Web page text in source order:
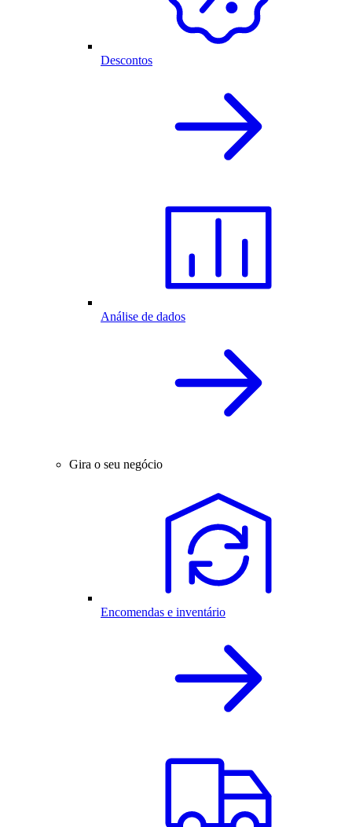
Descontos
Análise de dados
Gira o seu negócio
Encomendas e inventário